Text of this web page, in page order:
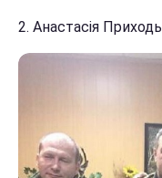
2. Анастасія